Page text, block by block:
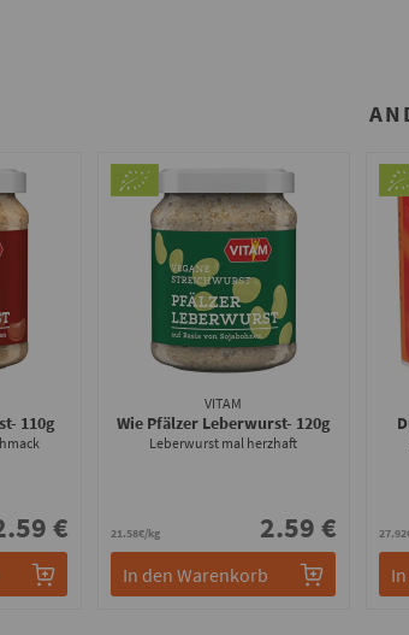
- 110g
€
VITAM
Wie Pfälzer Leberwurst- 120g
Leberwurst mal herzhaft
21.58€/kg 2.59 €
In den Warenkorb